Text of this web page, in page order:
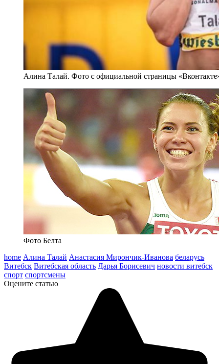
Алина Талай. Фото с официальной страницы
Фото Белта
home Алина Талай Анастасия Мирончик-Иванова беларусь
Витебск Витебская область Дарья Борисевич новости витебск
спорт спортсмены
Оцените статью